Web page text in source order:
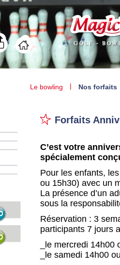
Le bowling | Nos forfaits
Forfaits
C’est votre
spécialement
Pour les enfants,
ou 15h30) avec un
La présence d’un
sous la
Réservation : 3
participants 7 jours
_le mercredi 14h00
_le samedi 14h00